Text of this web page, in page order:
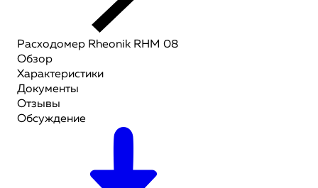
Расходомер Rheonik RHM 08
Обзор
Характеристики
Документы
Отзывы
Обсуждение